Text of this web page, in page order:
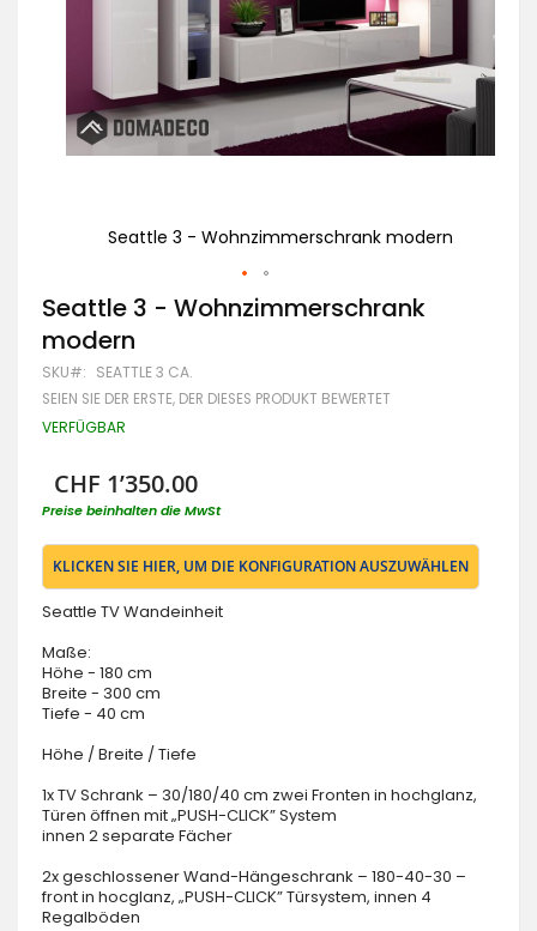
Seattle 3 - Wohnzimmerschrank modern
Zum
Anfang
der
Bildgalerie
springen
Seattle 3 - Wohnzimmerschrank
modern
SKU SEATTLE 3 CA.
SEIEN SIE DER ERSTE, DER DIESES PRODUKT BEWERTET
VERFÜGBAR
CHF 1’350.00
Preise beinhalten die MwSt
KLICKEN SIE HIER, UM DIE KONFIGURATION AUSZUWÄHLEN
Seattle TV Wandeinheit
Maße:
Höhe - 180 cm
Breite - 300 cm
Tiefe - 40 cm
Höhe / Breite / Tiefe
1x TV Schrank – 30/180/40 cm zwei Fronten in hochglanz,
Türen öffnen mit „PUSH-CLICK” System
innen 2 separate Fächer
2x geschlossener Wand-Hängeschrank – 180-40-30 –
front in hocglanz, „PUSH-CLICK” Türsystem, innen 4
Regalböden